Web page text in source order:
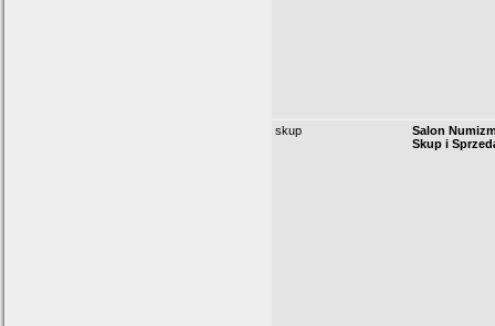
skup
Salon
Skup i